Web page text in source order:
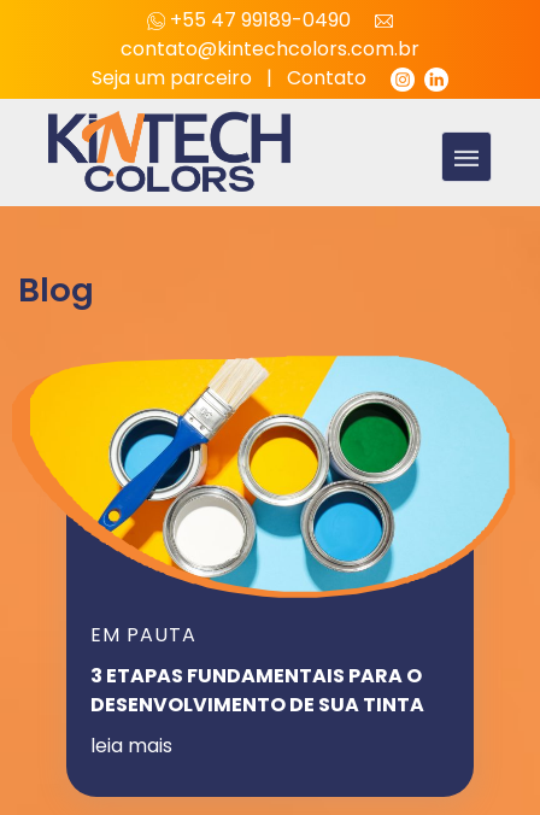
+55 47 99189-0490
contato@kintechcolors.com.br
Seja um parceiro | Contato
Blog
EM PAUTA
3 ETAPAS FUNDAMENTAIS PARA O
DESENVOLVIMENTO DE SUA TINTA
leia mais